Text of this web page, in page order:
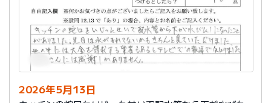
2026年5月13日